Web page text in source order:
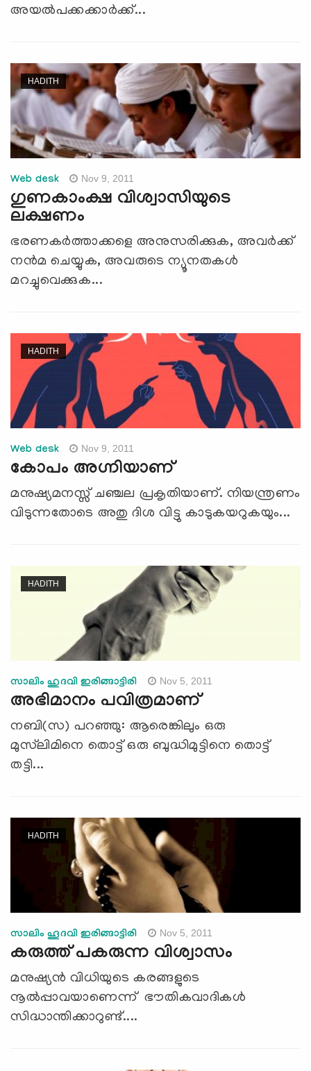
അയല്‍പക്കക്കാര്‍ക്ക്...
HADITH
Web desk Nov 9, 2011
ഗുണകാംക്ഷ വിശ്വാസിയുടെ
ലക്ഷണം
ഭരണകര്‍ത്താക്കളെ അനുസരിക്കുക, അവര്‍ക്ക്
നന്‍മ ചെയ്യുക, അവരുടെ ന്യൂനതകള്‍
മറച്ചുവെക്കുക...
HADITH
Web desk Nov 9, 2011
കോപം അഗ്നിയാണ്
മനുഷ്യമനസ്സ് ചഞ്ചല പ്രകൃതിയാണ്. നിയന്ത്രണം
വിടുന്നതോടെ അതു ദിശ വിട്ടു കാടുകയറുകയും...
HADITH
സാലിം ഹുദവി ഇരിങ്ങാട്ടിരി Nov 5, 2011
അഭിമാനം പവിത്രമാണ്
നബി(സ) പറഞ്ഞു: ആരെങ്കിലും ഒരു
മുസ്‌ലിമിനെ തൊട്ട് ഒരു ബുദ്ധിമുട്ടിനെ തൊട്ട്
തട്ടി...
HADITH
സാലിം ഹൂദവി ഇരിങ്ങാട്ടിരി Nov 5, 2011
കരുത്ത് പകരുന്ന വിശ്വാസം
മനുഷ്യന്‍ വിധിയുടെ കരങ്ങളുടെ
നൂല്‍പ്പാവയാണെന്ന് ഭൗതികവാദികള്‍
സിദ്ധാന്തിക്കാറുണ്ട്....